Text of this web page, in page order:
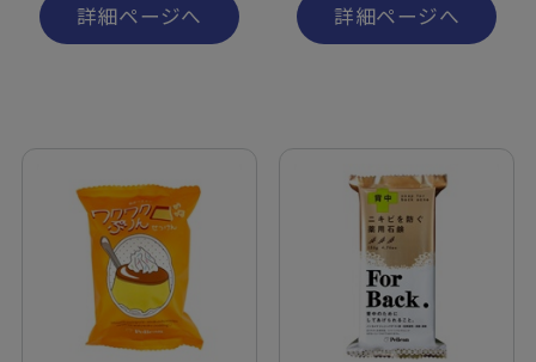
詳細ページへ 詳細ページへ